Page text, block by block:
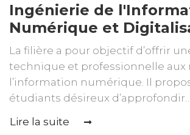
Ingénierie de
Numérique et
La filière a pour objectif d’offrir
technique et professionnelle aux
l’information numérique. Il
étudiants désireux d’approfondir…
Lire la suite